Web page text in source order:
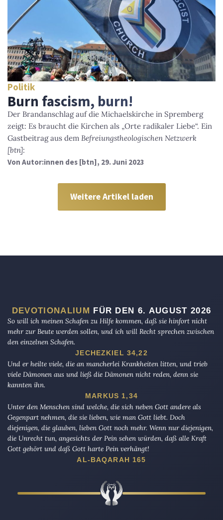
Politik
Burn fascism, burn!
Der Brandanschlag auf die Michaelskirche in Spremberg
zeigt: Es braucht die Kirchen als „Orte radikaler Liebe“. Ein
Gastbeitrag aus dem Befreiungstheologischen Netzwerk
[btn]:
Von Autor:innen des [btn], 29. Juni 2023
Weitere Artikel laden
DEVOTIONALIUM FÜR DEN 6. AUGUST 2026
So will ich meinen Schafen zu Hilfe kommen, daß sie hinfort nicht
mehr zur Beute werden sollen, und ich will Recht sprechen zwischen
den einzelnen Schafen.
JECHEZKIEL 34,22
Und er heilte viele, die an mancherlei Krankheiten litten, und trieb
viele Dämonen aus und ließ die Dämonen nicht reden, denn sie
kannten ihn.
MARKUS 1,34
Unter den Menschen sind welche, die sich neben Gott andere als
Gegenpart nehmen, die sie lieben, wie man Gott liebt. Doch
diejenigen, die glauben, lieben Gott noch mehr. Wenn nur diejenigen,
die Unrecht tun, angesichts der Pein sehen würden, daß alle Kraft
Gott gehört und daß Gott harte Pein verhängt!
AL-BAQARAH 165